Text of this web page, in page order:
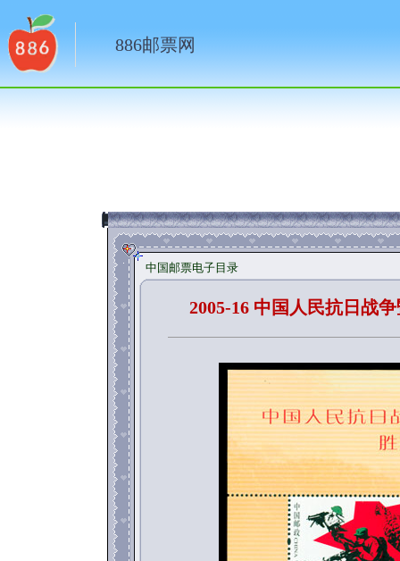
886邮票网
中国邮票电子目录
2005-16 中国人民抗日战